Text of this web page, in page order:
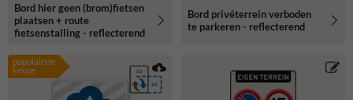
Bord hier geen (brom)fietsen
plaatsen + route
fietsenstalling - reflecterend
Bord privéterrein verboden
te parkeren - reflecterend
populairste
keuze